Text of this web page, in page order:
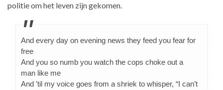
politie om het leven zijn gekomen.
And every day on evening news they feed you fear for
free
And you so numb you watch the cops choke out a
man like me
And ’til my voice goes from a shriek to whisper, “I can’t